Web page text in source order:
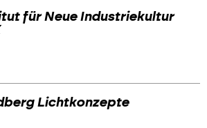
für Neue Industriekultur
Lichtkonzepte